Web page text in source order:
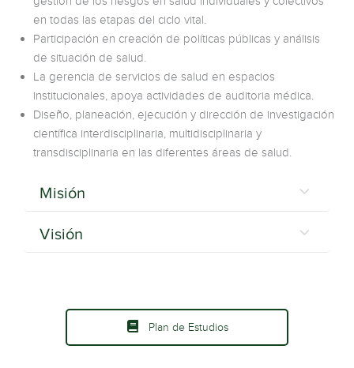
en todas las etapas del ciclo vital.
Participación en creación de políticas públicas y análisis
de situación de salud.
La gerencia de servicios de salud en espacios
institucionales, apoya actividades de auditoria médica.
Diseño, planeación, ejecución y dirección de investigación
científica interdisciplinaria, multidisciplinaria y
transdisciplinaria en las diferentes áreas de salud.
Misión
Visión
Plan de Estudios